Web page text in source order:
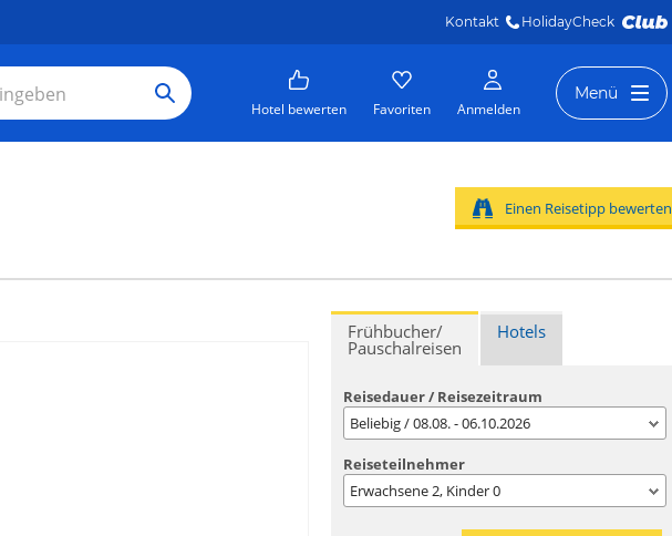
Kontakt HolidayCheck
Hotel bewerten Favoriten Anmelden
Menü
Einen Reisetipp bewerten
Frühbucher/
Pauschalreisen
Hotels
Reisedauer / Reisezeitraum
Beliebig / 08.08. - 06.10.2026
Reiseteilnehmer
Erwachsene2, Kinder0